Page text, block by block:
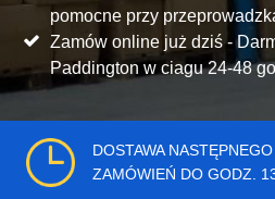
pomocne przy
Zamów online już dziś -
Paddington w ciagu 24-48
DOSTAWA
ZAMÓWIEŃ DO GODZ.